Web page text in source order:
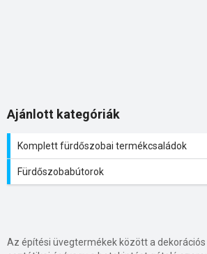
Ajánlott kategóriák
Komplett fürdőszobai termékcsaládok
Fürdőszobabútorok
Az építési üvegtermékek között a